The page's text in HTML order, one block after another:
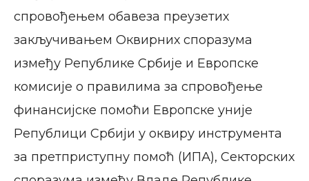
спровођењем обавеза преузетих
закључивањем Оквирних споразума
између Републике Србије и Европске
комисије о правилима за спровођење
финансијске помоћи Европске уније
Републици Србији у оквиру инструмента
за претприступну помоћ (ИПА), Секторских